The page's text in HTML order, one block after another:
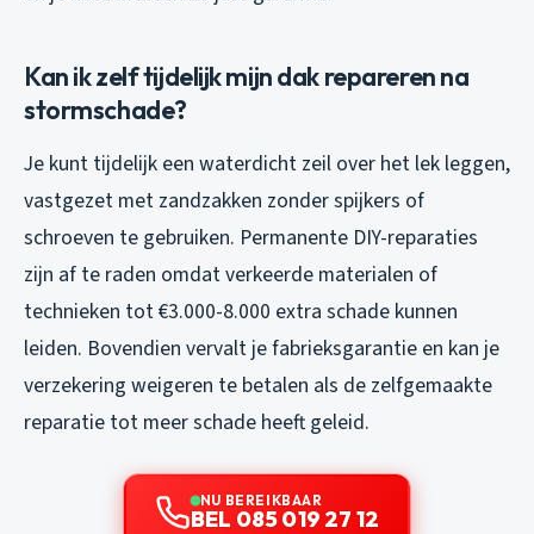
Kan ik zelf tijdelijk mijn dak repareren na
stormschade?
Je kunt tijdelijk een waterdicht zeil over het lek leggen,
vastgezet met zandzakken zonder spijkers of
schroeven te gebruiken. Permanente DIY-reparaties
zijn af te raden omdat verkeerde materialen of
technieken tot €3.000-8.000 extra schade kunnen
leiden. Bovendien vervalt je fabrieksgarantie en kan je
verzekering weigeren te betalen als de zelfgemaakte
reparatie tot meer schade heeft geleid.
NU BEREIKBAAR
BEL 085 019 27 12